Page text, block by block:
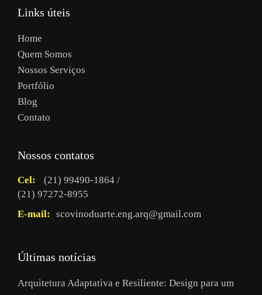
Links úteis
Home
Quem Somos
Nossos Serviços
Portfólio
Blog
Contato
Nossos contatos
Cel:
(21) 99490-1864 /
(21) 97272-8955
E-mail:
scovinoduarte.eng.arq@gmail.com
Últimas notícias
Arquitetura Adaptativa e Resiliente: Design para um